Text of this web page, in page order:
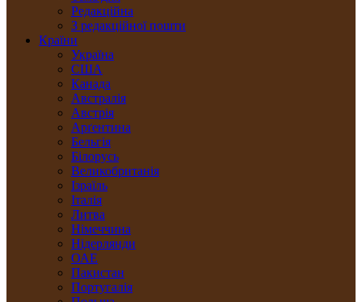
Редакційна
З редакційної пошти
Країни
Україна
США
Канада
Австралія
Австрія
Арґентина
Бельгія
Білорусь
Великобританія
Ізраїль
Італія
Литва
Німеччина
Нідерлянди
ОАЕ
Пакистан
Португалія